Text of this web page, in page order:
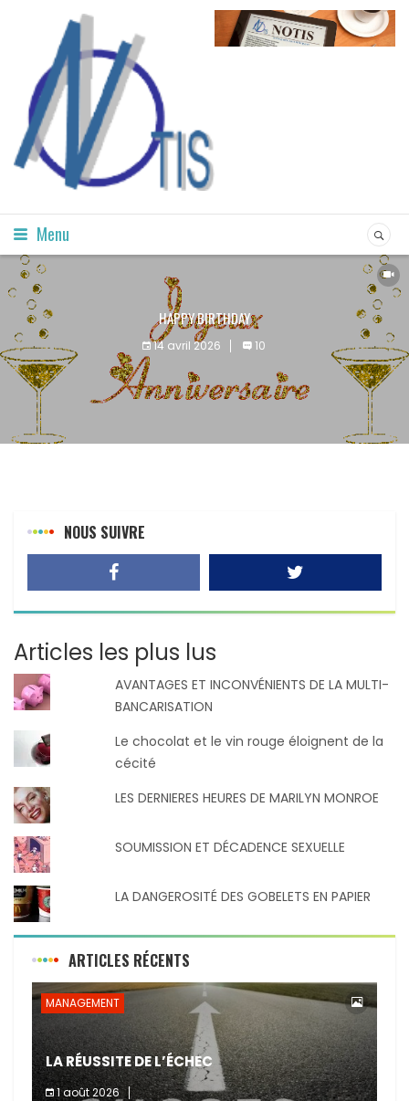
Menu
HAPPY BIRTHDAY
14 avril 2026 10
NOUS SUIVRE
Articles les plus lus
AVANTAGES ET INCONVÉNIENTS DE LA MULTI-
BANCARISATION
Le chocolat et le vin rouge éloignent de la
cécité
LES DERNIERES HEURES DE MARILYN MONROE
SOUMISSION ET DÉCADENCE SEXUELLE
LA DANGEROSITÉ DES GOBELETS EN PAPIER
ARTICLES RÉCENTS
MANAGEMENT
LA RÉUSSITE DE L’ÉCHEC
1 août 2026